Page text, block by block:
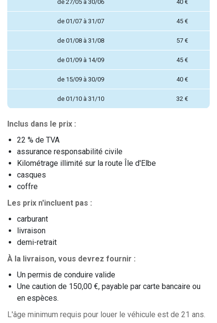
de 27/05 à 30/06 40 €
de 01/07 à 31/07 45 €
de 01/08 à 31/08 57 €
de 01/09 à 14/09 45 €
de 15/09 à 30/09 40 €
de 01/10 à 31/10 32 €
Inclus dans le prix :
22 % de TVA
assurance responsabilité civile
Kilométrage illimité sur la route Île d'Elbe
casques
coffre
Les prix n'incluent pas :
carburant
livraison
demi-retrait
À la livraison, vous devrez fournir :
Un permis de conduire valide
Une caution de 150,00 €, payable par carte bancaire ou
en espèces.
L'âge minimum requis pour louer le véhicule est de 21 ans.